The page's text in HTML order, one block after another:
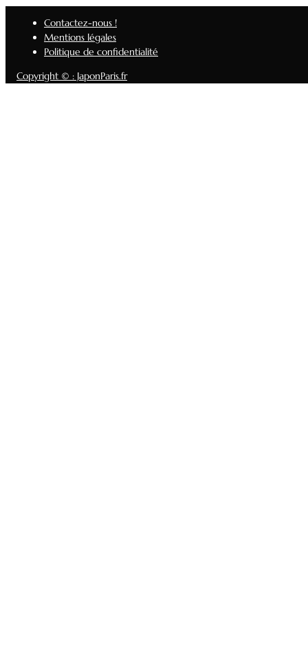
Contactez-nous !
Mentions légales
Politique de confidentialité
Copyright © : JaponParis.fr